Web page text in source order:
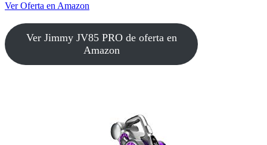
Ver Oferta en Amazon
Ver Jimmy JV85 PRO de oferta en
Amazon